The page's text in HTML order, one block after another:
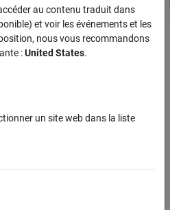
au contenu traduit dans
et voir les événements et les
nous vous recommandons
:United States.
un site web dans la liste